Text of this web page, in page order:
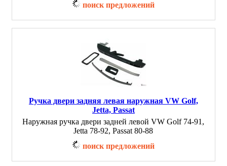
поиск предложений
Ручка двери задняя левая наружная VW Golf,
Jetta, Passat
Наружная ручка двери задней левой VW Golf 74-91,
Jetta 78-92, Passat 80-88
поиск предложений